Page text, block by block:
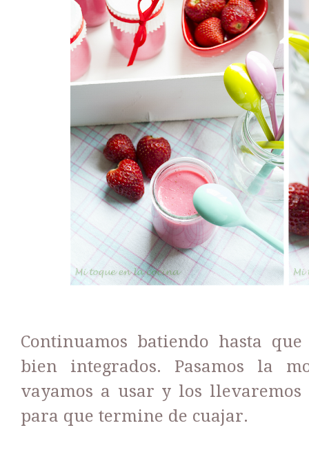
Continuamos batiendo hasta
bien integrados. Pasamos la
vayamos a usar y los
para que termine de cuajar.